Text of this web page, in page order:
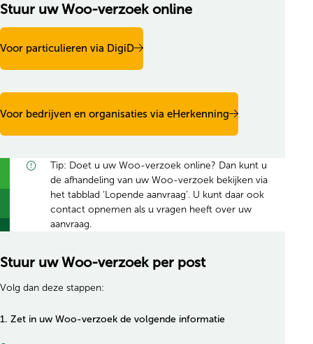
Stuur uw Woo-verzoek online
Voor particulieren via DigiD
Voor bedrijven en organisaties via eHerkenning
Tip: Doet u uw Woo-verzoek online? Dan kunt u
de afhandeling van uw Woo-verzoek bekijken via
het tabblad ‘Lopende aanvraag’. U kunt daar ook
contact opnemen als u vragen heeft over uw
aanvraag.
Stuur uw Woo-verzoek per post
Volg dan deze stappen:
1. Zet in uw Woo-verzoek de volgende informatie